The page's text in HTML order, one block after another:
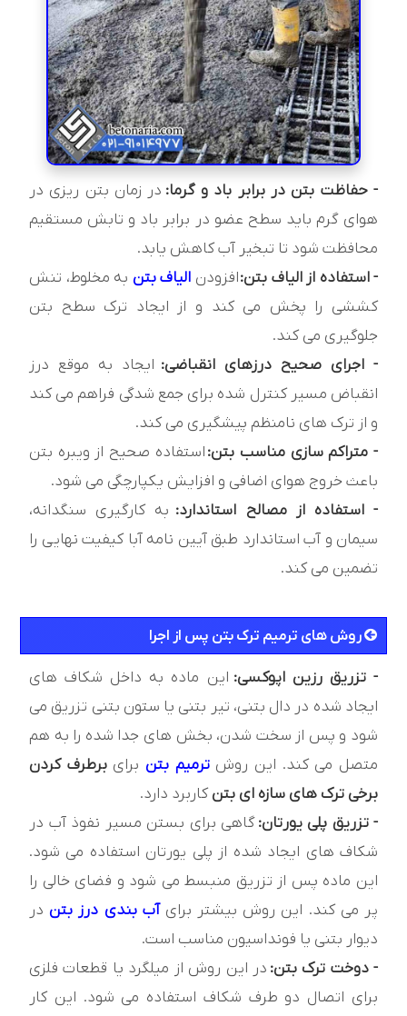
- حفاظت بتن در برابر باد و گرما: در زمان بتن ریزی در
هوای گرم باید سطح عضو در برابر باد و تابش مستقیم
محافظت شود تا تبخیر آب کاهش یابد.
- استفاده از الیاف بتن:افزودن الیاف بتن به مخلوط، تنش
کششی را پخش می کند و از ایجاد ترک سطح بتن
جلوگیری می کند.
- اجرای صحیح درزهای انقباضی: ایجاد به موقع درز
انقباض مسیر کنترل شده برای جمع شدگی فراهم می کند
و از ترک های نامنظم پیشگیری می کند.
- متراکم سازی مناسب بتن:استفاده صحیح از ویبره بتن
باعث خروج هوای اضافی و افزایش یکپارچگی می شود.
- استفاده از مصالح استاندارد: به کارگیری سنگدانه،
سیمان و آب استاندارد طبق آیین نامه آبا کیفیت نهایی را
تضمین می کند.
روش های ترمیم ترک بتن پس از اجرا
- تزریق رزین اپوکسی: این ماده به داخل شکاف های
ایجاد شده در دال بتنی، تیر بتنی یا ستون بتنی تزریق می
شود و پس از سخت شدن، بخش های جدا شده را به هم
متصل می کند. این روشترمیم بتن برایبرطرف کردن
برخی ترک های سازه ای بتنکاربرد دارد.
- تزریق پلی یورتان:گاهی برای بستن مسیر نفوذ آب در
شکاف های ایجاد شده از پلی یورتان استفاده می شود.
این ماده پس از تزریق منبسط می شود و فضای خالی را
پر می کند. این روش بیشتر برایآب بندی درز بتن در
دیوار بتنی یا فونداسیون مناسب است.
- دوخت ترک بتن: در این روش از میلگرد یا قطعات فلزی
برای اتصال دو طرف شکاف استفاده می شود. این کار